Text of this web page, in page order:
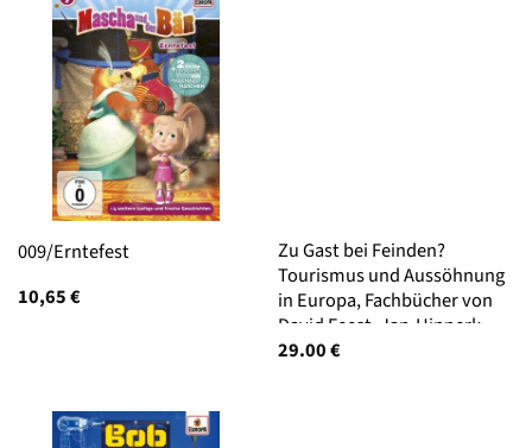
009/Erntefest
10,65€
Zu Gast bei Feinden?
Tourismus und Aussöhnung
in Europa, Fachbücher von
David Feest, Jan-Hinnerk
Antons
29.00€